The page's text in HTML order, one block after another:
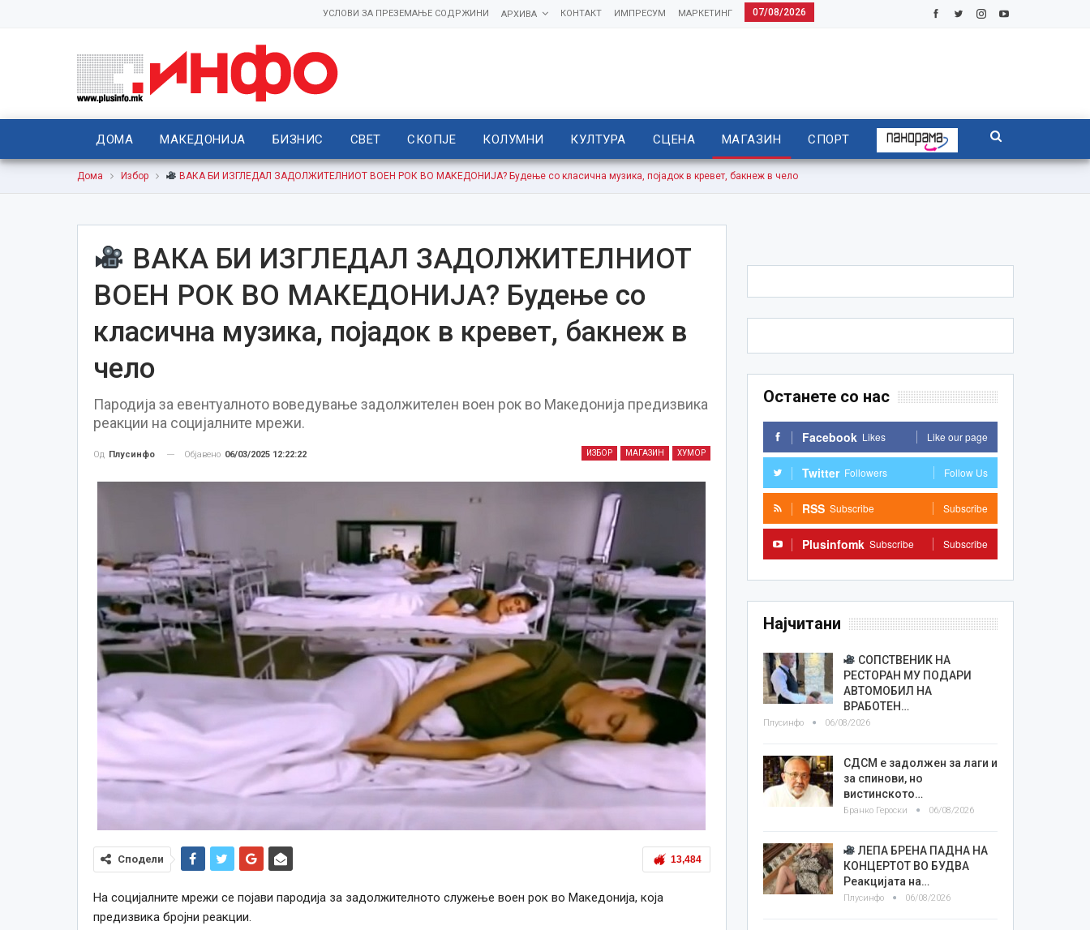
07/08/2026
МАРКЕТИНГ
ИМПРЕСУМ
КОНТАКТ
АРХИВА
УСЛОВИ ЗА ПРЕЗЕМАЊЕ СОДРЖИНИ
ДОМА МАКЕДОНИЈА БИЗНИС СВЕТ СКОПЈЕ КОЛУМНИ КУЛТУРА СЦЕНА МАГАЗИН СПОРТ
Дома Избор ВАКА БИ ИЗГЛЕДАЛ ЗАДОЛЖИТЕЛНИОТ ВОЕН РОК ВО МАКЕДОНИЈА? Будење со класична музика, појадок в кревет, бакнеж в чело
ВАКА БИ ИЗГЛЕДАЛ ЗАДОЛЖИТЕЛНИОТ
ВОЕН РОК ВО МАКЕДОНИЈА? Будење со
класична музика, појадок в кревет, бакнеж в
чело
Пародија за евентуалното воведување задолжителен воен рок во Македонија предизвика
реакции на социјалните мрежи.
ИЗБОР МАГАЗИН ХУМОР
Од Плусинфо Објавено 06/03/2025 12:22:22
13,484
Сподели
На социјалните мрежи се појави пародија за задолжителното служење воен рок во Македонија, која
предизвика бројни реакции.
Останете со нас
Facebook Likes Like our page
Twitter Followers Follow Us
RSS Subscribe Subscribe
Plusinfomk Subscribe Subscribe
Најчитани
СОПСТВЕНИК НА
РЕСТОРАН МУ ПОДАРИ
АВТОМОБИЛ НА
ВРАБОТЕН…
Плусинфо 06/08/2026
СДСМ е задолжен за лаги и
за спинови, но
вистинското…
Бранко Героски 06/08/2026
ЛЕПА БРЕНА ПАДНА НА
КОНЦЕРТОТ ВО БУДВА
Реакцијата на…
Плусинфо 06/08/2026